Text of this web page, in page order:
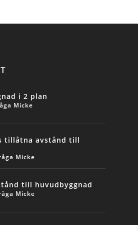
i 2 plan
Micke
tillåtna avstånd till
Micke
till huvudbyggnad
Micke